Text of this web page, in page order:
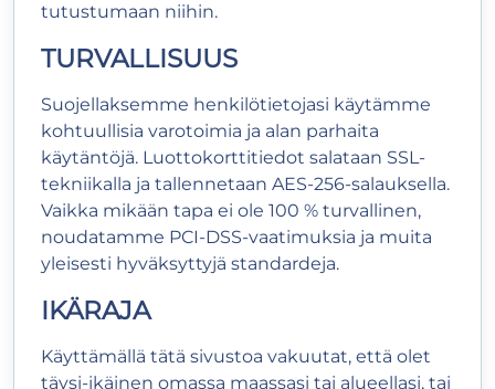
tutustumaan niihin.
TURVALLISUUS
Suojellaksemme henkilötietojasi käytämme
kohtuullisia varotoimia ja alan parhaita
käytäntöjä. Luottokorttitiedot salataan SSL-
tekniikalla ja tallennetaan AES-256-salauksella.
Vaikka mikään tapa ei ole 100 % turvallinen,
noudatamme PCI-DSS-vaatimuksia ja muita
yleisesti hyväksyttyjä standardeja.
IKÄRAJA
Käyttämällä tätä sivustoa vakuutat, että olet
täysi-ikäinen omassa maassasi tai alueellasi, tai